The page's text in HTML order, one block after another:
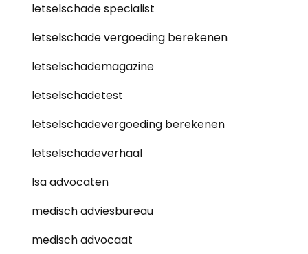
letselschade specialist
letselschade vergoeding berekenen
letselschademagazine
letselschadetest
letselschadevergoeding berekenen
letselschadeverhaal
lsa advocaten
medisch adviesbureau
medisch advocaat